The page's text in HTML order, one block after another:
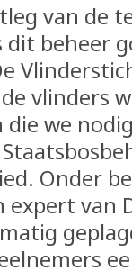
van de
beheer
vlinders
we
Onder
expert van